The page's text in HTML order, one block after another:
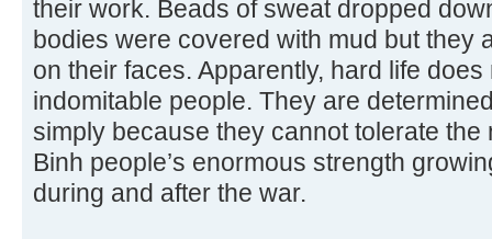
their work. Beads of sweat dropped
bodies were covered with mud but they
on their faces. Apparently, hard life
indomitable people. They are
simply because they cannot tolerate the
Binh people’s enormous strength
during and after the war.